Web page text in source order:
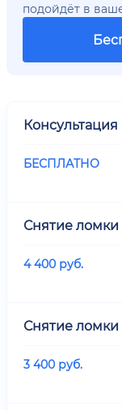
подойдёт в
БЕСПЛАТНО
Снятие
4 400 руб.
Снятие ломки
3 400 руб.